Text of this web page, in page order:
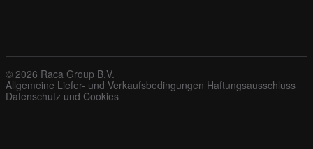
© 2026 Raca Group B.V.
Allgemeine Liefer- und Verkaufsbedingungen Haftungsausschluss
Datenschutz und Cookies